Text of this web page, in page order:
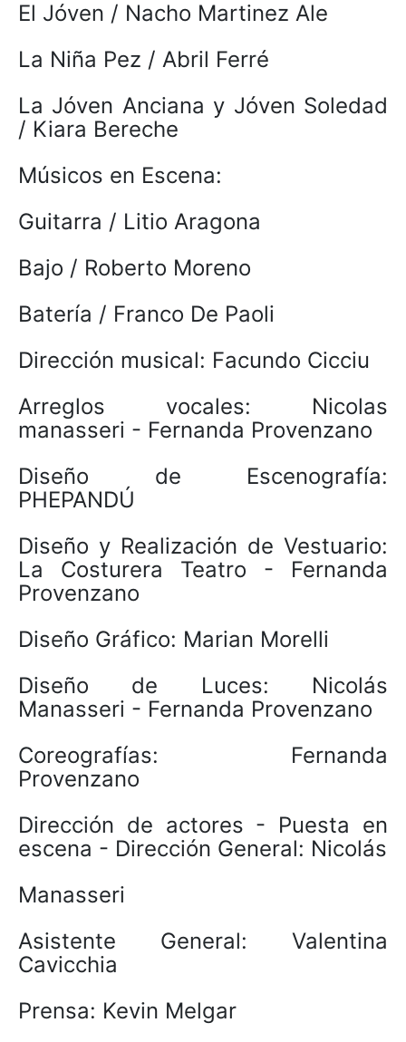
El Jóven / Nacho Martinez Ale
La Niña Pez / Abril Ferré
La Jóven Anciana y Jóven Soledad
/ Kiara Bereche
Músicos en Escena:
Guitarra / Litio Aragona
Bajo / Roberto Moreno
Batería / Franco De Paoli
Dirección musical: Facundo Cicciu
Arreglos vocales: Nicolas
manasseri - Fernanda Provenzano
Diseño de Escenografía:
PHEPANDÚ
Diseño y Realización de Vestuario:
La Costurera Teatro - Fernanda
Provenzano
Diseño Gráfico: Marian Morelli
Diseño de Luces: Nicolás
Manasseri - Fernanda Provenzano
Coreografías: Fernanda
Provenzano
Dirección de actores - Puesta en
escena - Dirección General: Nicolás
Manasseri
Asistente General: Valentina
Cavicchia
Prensa: Kevin Melgar